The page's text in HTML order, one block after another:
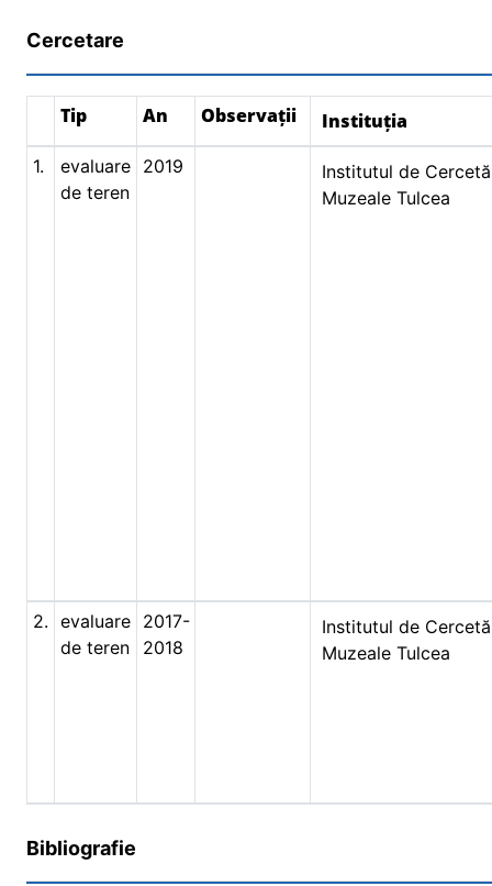
Cercetare
Tip An Observații Instituția
1.
evaluare
de teren
2019
Institutul de
Muzeale Tulcea
2. evaluare
de teren
2017-
2018
Institutul de
Muzeale Tulcea
Bibliografie